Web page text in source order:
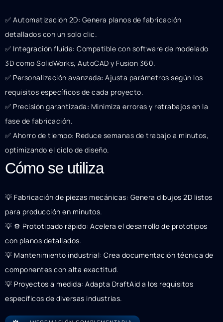
✅ Automatización 2D: Genera planos de fabricación
detallados con un solo clic.
✅ Integración fluida: Compatible con software de modelado
3D como SolidWorks, AutoCAD y Fusion 360.
✅ Personalización avanzada: Ajusta parámetros según los
requisitos específicos de cada proyecto.
✅ Precisión garantizada: Minimiza errores y retrabajos en la
fase de fabricación.
✅ Ahorro de tiempo: Reduce semanas de trabajo a minutos,
optimizando el ciclo de diseño.
Cómo se utiliza
💡 Fabricación de piezas mecánicas: Genera dibujos 2D listos
para producción en minutos.
💡 ⚙️ Prototipado rápido: Acelera el desarrollo de prototipos
con planos detallados.
💡 Mantenimiento industrial: Crea documentación técnica de
componentes con alta exactitud.
💡 Proyectos a medida: Adapta DraftAid a los requisitos
específicos de diversas industrias.